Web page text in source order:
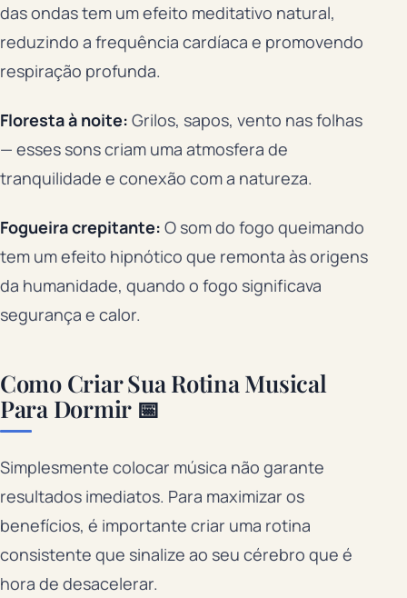
das ondas tem um efeito meditativo natural,
reduzindo a frequência cardíaca e promovendo
respiração profunda.
Floresta à noite: Grilos, sapos, vento nas folhas
— esses sons criam uma atmosfera de
tranquilidade e conexão com a natureza.
Fogueira crepitante: O som do fogo queimando
tem um efeito hipnótico que remonta às origens
da humanidade, quando o fogo significava
segurança e calor.
Como Criar Sua Rotina Musical
Para Dormir 📅
Simplesmente colocar música não garante
resultados imediatos. Para maximizar os
benefícios, é importante criar uma rotina
consistente que sinalize ao seu cérebro que é
hora de desacelerar.